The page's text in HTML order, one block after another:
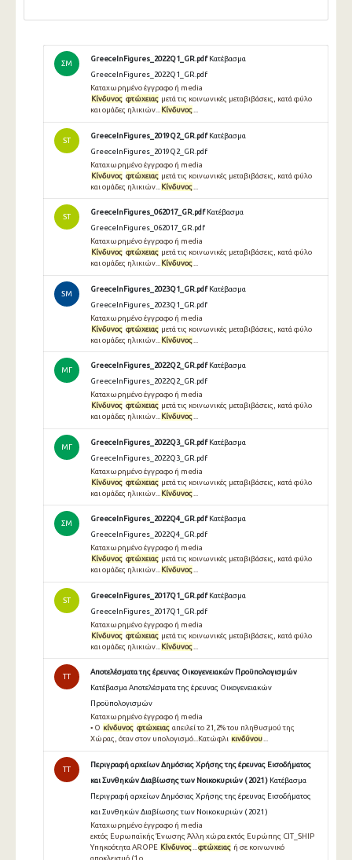
ΣΜ
GreeceInFigures_2022Q1_GR.pdf Κατέβασμα
GreeceInFigures_2022Q1_GR.pdf
Καταχωρημένο έγγραφο ή media
Κίνδυνος φτώχειας μετά τις κοινωνικές μεταβιβάσεις, κατά φύλο
και ομάδες ηλικιών... Κίνδυνος...
ST
GreeceInFigures_2019Q2_GR.pdf Κατέβασμα
GreeceInFigures_2019Q2_GR.pdf
Καταχωρημένο έγγραφο ή media
Κίνδυνος φτώχειας μετά τις κοινωνικές μεταβιβάσεις, κατά φύλο
και ομάδες ηλικιών...
Κίνδυνος
ST
GreeceInFigures_062017_GR.pdf Κατέβασμα
GreeceInFigures_062017_GR.pdf
Καταχωρημένο έγγραφο ή media
Κίνδυνος φτώχειας μετά τις κοινωνικές μεταβιβάσεις, κατά φύλο
και ομάδες ηλικιών... Κίνδυνος...
SM
GreeceInFigures_2023Q1_GR.pdf Κατέβασμα
GreeceInFigures_2023Q1_GR.pdf
Καταχωρημένο έγγραφο ή media
Κίνδυνος φτώχειας μετά τις κοινωνικές μεταβιβάσεις, κατά φύλο
και ομάδες ηλικιών...
Κίνδυνος
ΜΓ
GreeceInFigures_2022Q2_GR.pdf Κατέβασμα
GreeceInFigures_2022Q2_GR.pdf
Καταχωρημένο έγγραφο ή media
Κίνδυνος φτώχειας μετά τις κοινωνικές μεταβιβάσεις, κατά φύλο
και ομάδες ηλικιών... Κίνδυνος...
ΜΓ
GreeceInFigures_2022Q3_GR.pdf Κατέβασμα
GreeceInFigures_2022Q3_GR.pdf
Καταχωρημένο έγγραφο ή media
Κίνδυνος φτώχειας μετά τις κοινωνικές μεταβιβάσεις, κατά φύλο
και ομάδες ηλικιών...
Κίνδυνος
ΣΜ
GreeceInFigures_2022Q4_GR.pdf Κατέβασμα
GreeceInFigures_2022Q4_GR.pdf
Καταχωρημένο έγγραφο ή media
Κίνδυνος φτώχειας μετά τις κοινωνικές μεταβιβάσεις, κατά φύλο
και ομάδες ηλικιών... Κίνδυνος...
ST
GreeceInFigures_2017Q1_GR.pdf Κατέβασμα
GreeceInFigures_2017Q1_GR.pdf
Καταχωρημένο έγγραφο ή media
Κίνδυνος φτώχειας μετά τις κοινωνικές μεταβιβάσεις, κατά φύλο
και ομάδες ηλικιών...
Κίνδυνος
TT
Αποτελέσματα της έρευνας Οικογενειακών Προϋπολογισμών
Κατέβασμα Αποτελέσματα της έρευνας Οικογενειακών
Προϋπολογισμών
Καταχωρημένο έγγραφο ή media
• O κίνδυνος φτώχειας απειλεί το 21,2% του πληθυσµού της
Χώρας, όταν στον υπολογισµό...Κατώφλι κινδύνου...
TT
Περιγραφή αρχείων Δημόσιας Χρήσης της έρευνας Εισοδήματος
και Συνθηκών Διαβίωσης των Νοικοκυριών ( 2021 ) Κατέβασμα
Περιγραφή αρχείων Δημόσιας Χρήσης της έρευνας Εισοδήματος
και Συνθηκών Διαβίωσης των Νοικοκυριών ( 2021 )
Καταχωρημένο έγγραφο ή media
εκτός Ευρωπαϊκής Ένωσης Άλλη χώρα εκτός Ευρώπης CIT_SHIP
Υπηκοότητα AROPE Κίνδυνος φτώχειας ή σε κοινωνικό
αποκλεισμό (1 ο ...